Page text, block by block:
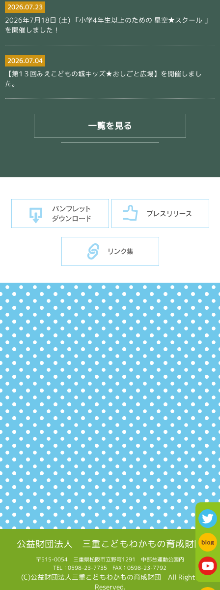
2026.07.23
2026年7月18日 (土) 「小学4年生以上のための 星空★スクール 」
を開催しました！
2026.07.04
【第1３回みえこどもの城キッズ★おしごと広場】を開催しまし
た。
一覧を見る
公益財団法人 三重こどもわかもの育成財団
〒515-0054 三重県松阪市立野町1291 中部台運動公園内
TEL：0598-23-7735 FAX：0598-23-7792
(C)公益財団法人三重こどもわかもの育成財団 All Rights
Reserved.